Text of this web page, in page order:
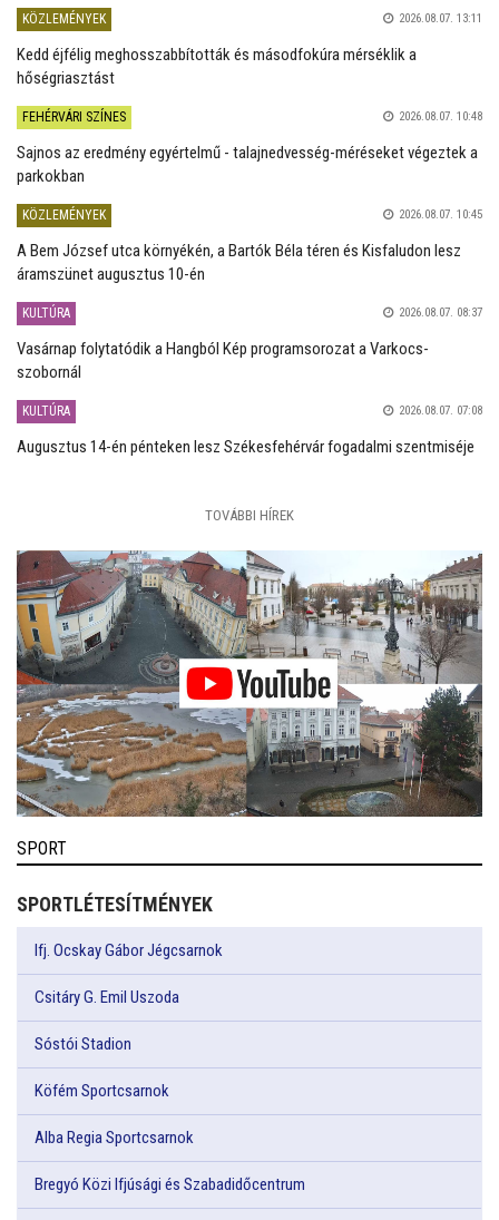
KÖZLEMÉNYEK 2026.08.07. 13:11
Kedd éjfélig meghosszabbították és másodfokúra mérséklik a
hőségriasztást
FEHÉRVÁRI SZÍNES 2026.08.07. 10:48
Sajnos az eredmény egyértelmű - talajnedvesség-méréseket végeztek a
parkokban
KÖZLEMÉNYEK 2026.08.07. 10:45
A Bem József utca környékén, a Bartók Béla téren és Kisfaludon lesz
áramszünet augusztus 10-én
KULTÚRA 2026.08.07. 08:37
Vasárnap folytatódik a Hangból Kép programsorozat a Varkocs-
szobornál
KULTÚRA 2026.08.07. 07:08
Augusztus 14-én pénteken lesz Székesfehérvár fogadalmi szentmiséje
TOVÁBBI HÍREK
SPORT
SPORTLÉTESÍTMÉNYEK
Ifj. Ocskay Gábor Jégcsarnok
Csitáry G. Emil Uszoda
Sóstói Stadion
Köfém Sportcsarnok
Alba Regia Sportcsarnok
Bregyó Közi Ifjúsági és Szabadidőcentrum